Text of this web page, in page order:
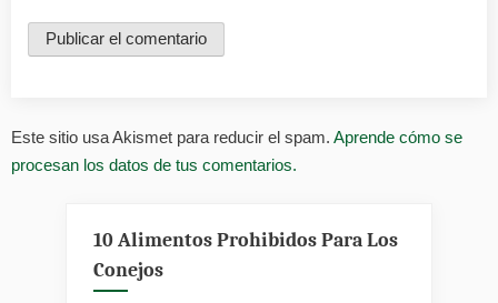
Este sitio usa Akismet para reducir el spam. Aprende cómo se
procesan los datos de tus comentarios.
10 Alimentos Prohibidos Para Los
Conejos